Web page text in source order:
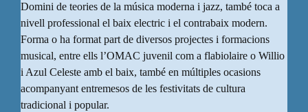
Domini de teories de la música moderna i jazz, també toca a
nivell professional el baix electric i el contrabaix modern.
Forma o ha format part de diversos projectes i formacions
musical, entre ells l’OMAC juvenil com a flabiolaire o Willio
i Azul Celeste amb el baix, també en múltiples ocasions
acompanyant entremesos de les festivitats de cultura
tradicional i popular.